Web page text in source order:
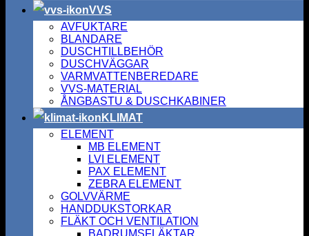
VVS
AVFUKTARE
BLANDARE
DUSCHTILLBEHÖR
DUSCHVÄGGAR
VARMVATTENBEREDARE
VVS-MATERIAL
ÅNGBASTU & DUSCHKABINER
KLIMAT
ELEMENT
MB ELEMENT
LVI ELEMENT
PAX ELEMENT
ZEBRA ELEMENT
GOLVVÄRME
HANDDUKSTORKAR
FLÄKT OCH VENTILATION
BADRUMSFLÄKTAR